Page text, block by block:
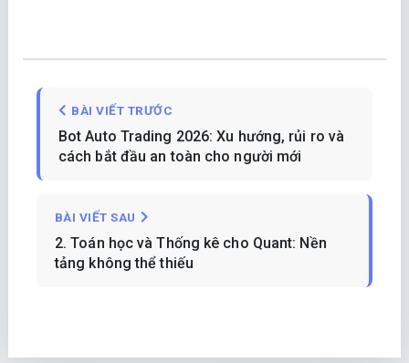
BÀI VIẾT TRƯỚC
Bot Auto Trading 2026: Xu hướng, rủi ro và
cách bắt đầu an toàn cho người mới
BÀI VIẾT SAU
2. Toán học và Thống kê cho Quant: Nền
tảng không thể thiếu